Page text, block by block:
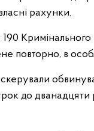
рахунки.
190
повторно, в
до дванадцяти